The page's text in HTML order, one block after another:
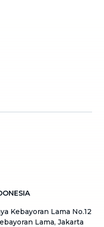
Kebayoran Lama No.12
Lama, Jakarta